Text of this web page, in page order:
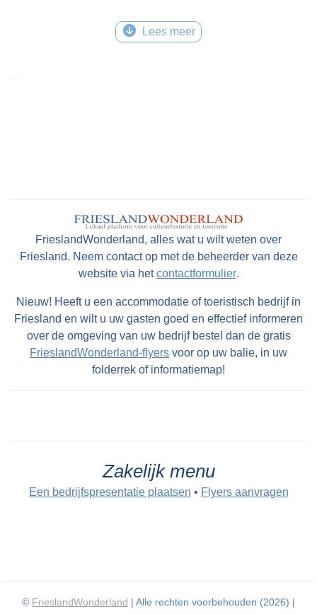
Lees meer
FrieslandWonderland, alles wat u wilt weten over
Friesland. Neem contact op met de beheerder van deze
website via hetcontactformulier.
Nieuw! Heeft u een accommodatie of toeristisch bedrijf in
Friesland en wilt u uw gasten goed en effectief informeren
over de omgeving van uw bedrijf bestel dan de gratis
FrieslandWonderland-flyers voor op uw balie, in uw
folderrek of informatiemap!
Zakelijk menu
Een bedrijfspresentatie plaatsen • Flyers aanvragen
© FrieslandWonderland | Alle rechten voorbehouden (2026) |